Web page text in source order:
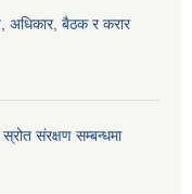
अधिकार, बैठक र करार
स्रोत संरक्षण सम्बन्धमा